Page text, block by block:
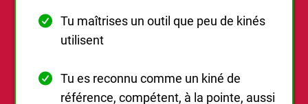
Tu maîtrises un outil que peu de kinés
utilisent
Tu es reconnu comme un kiné de
référence, compétent, à la pointe, aussi